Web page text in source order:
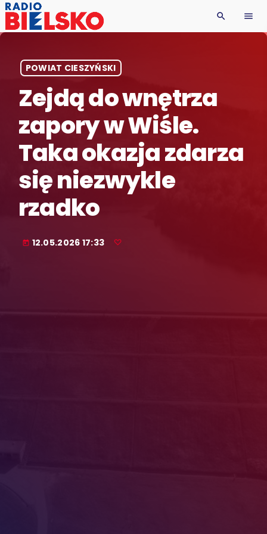
search menu
POWIAT CIESZYŃSKI
Zejdą do wnętrza
zapory w Wiśle.
Taka okazja zdarza
się niezwykle
rzadko
today 12.05.2026 17:33